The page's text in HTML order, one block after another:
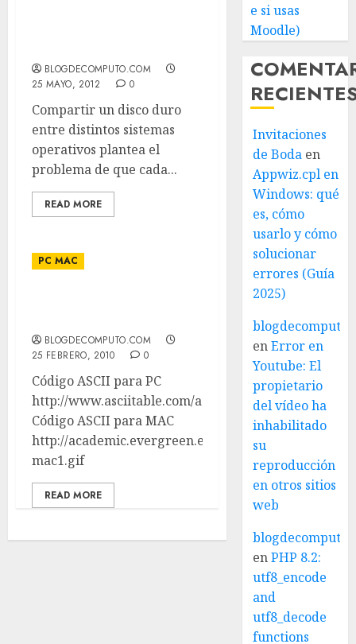
BLOGDECOMPUTO.COM
25 MAYO, 2012
0
Compartir un disco duro
entre distintos sistemas
operativos plantea el
problema de que cada...
READ MORE
PC MAC
BLOGDECOMPUTO.COM
25 FEBRERO, 2010
0
Código ASCII para PC
http://www.asciitable.com/asciifull.gif
Código ASCII para MAC
http://academic.evergreen.edu/projects/biophysics/
mac1.gif
READ MORE
e si usas
Moodle)
Invitaciones
de Boda en
Appwiz.cpl en
Windows: qué
es, cómo
usarlo y cómo
solucionar
errores (Guía
2025)
enError en
Youtube: El
propietario
del vídeo ha
inhabilitado
su
reproducción
en otros sitios
web
enPHP 8.2:
utf8_encode
and
utf8_decode
functions